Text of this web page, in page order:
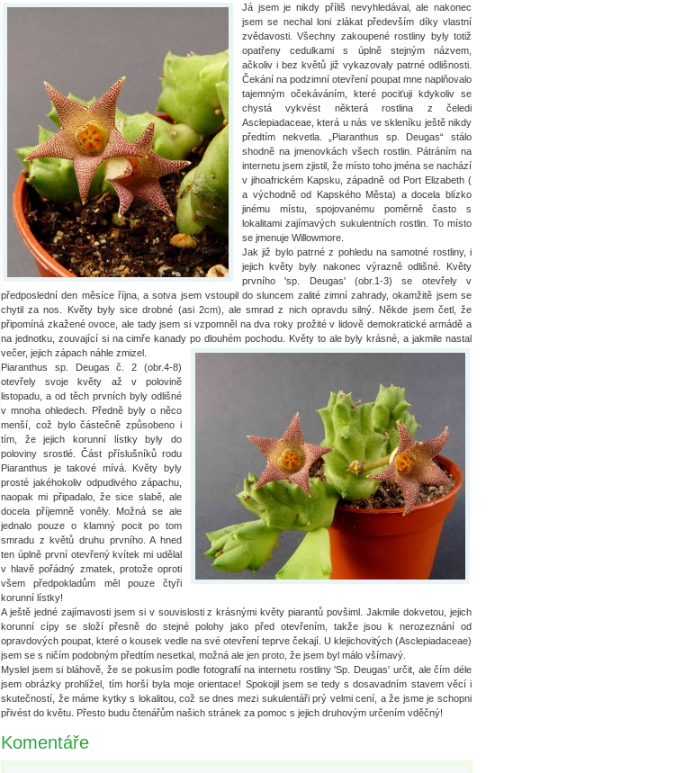
Já jsem je nikdy příliš nevyhledával, ale nakonec
jsem se nechal loni zlákat především díky vlastní
zvědavosti. Všechny zakoupené rostliny byly totiž
opatřeny cedulkami s úplně stejným názvem,
ačkoliv i bez květů již vykazovaly patrné odlišnosti.
Čekání na podzimní otevření poupat mne naplňovalo
tajemným očekáváním, které pociťuji kdykoliv se
chystá vykvést některá rostlina z čeledi
Asclepiadaceae, která u nás ve skleníku ještě nikdy
předtím nekvetla. „Piaranthus sp. Deugas“ stálo
shodně na jmenovkách všech rostlin. Pátráním na
internetu jsem zjistil, že místo toho jména se nachází
v jihoafrickém Kapsku, západně od Port Elizabeth (
a východně od Kapského Města) a docela blízko
jinému místu, spojovanému poměrně často s
lokalitami zajímavých sukulentních rostlin. To místo
se jmenuje Willowmore.
Jak již bylo patrné z pohledu na samotné rostliny, i
jejich květy byly nakonec výrazně odlišné. Květy
prvního 'sp. Deugas' (obr.1-3) se otevřely v
předposlední den měsíce října, a sotva jsem vstoupil do sluncem zalité zimní zahrady, okamžitě jsem se
chytil za nos. Květy byly sice drobné (asi 2cm), ale smrad z nich opravdu silný. Někde jsem četl, že
připomíná zkažené ovoce, ale tady jsem si vzpomněl na dva roky prožité v lidově demokratické armádě a
na jednotku, zouvající si na cimře kanady po dlouhém pochodu. Květy to ale byly krásné, a jakmile nastal
večer, jejich zápach náhle zmizel.
Piaranthus sp. Deugas č. 2 (obr.4-8)
otevřely svoje květy až v polovině
listopadu, a od těch prvních byly odlišné
v mnoha ohledech. Předně byly o něco
menší, což bylo částečně způsobeno i
tím, že jejich korunní lístky byly do
poloviny srostlé. Část příslušníků rodu
Piaranthus je takové mívá. Květy byly
prosté jakéhokoliv odpudivého zápachu,
naopak mi připadalo, že sice slabě, ale
docela příjemně voněly. Možná se ale
jednalo pouze o klamný pocit po tom
smradu z květů druhu prvního. A hned
ten úplně první otevřený kvítek mi udělal
v hlavě pořádný zmatek, protože oproti
všem předpokladům měl pouze čtyři
korunní lístky!
A ještě jedné zajímavosti jsem si v souvislosti z krásnými květy piarantů povšiml. Jakmile dokvetou, jejich
korunní cípy se složí přesně do stejné polohy jako před otevřením, takže jsou k nerozeznání od
opravdových poupat, které o kousek vedle na své otevření teprve čekají. U klejichovitých (Asclepiadaceae)
jsem se s ničím podobným předtím nesetkal, možná ale jen proto, že jsem byl málo všímavý.
Myslel jsem si bláhově, že se pokusím podle fotografií na internetu rostliny 'Sp. Deugas' určit, ale čím déle
jsem obrázky prohlížel, tím horší byla moje orientace! Spokojil jsem se tedy s dosavadním stavem věcí i
skutečností, že máme kytky s lokalitou, což se dnes mezi sukulentáři prý velmi cení, a že jsme je schopni
přivést do květu. Přesto budu čtenářům našich stránek za pomoc s jejich druhovým určením vděčný!
Komentáře